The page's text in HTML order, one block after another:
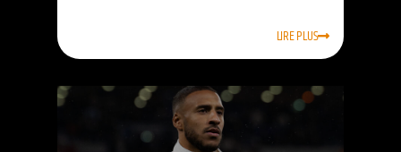
LIRE PLUS